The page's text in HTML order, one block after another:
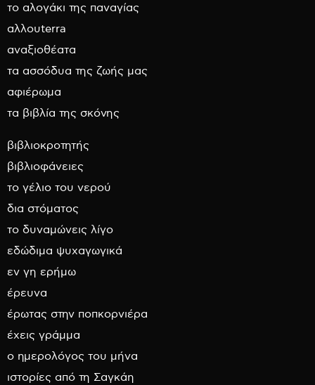
το αλογάκι της παναγίας
αλλουterra
αναξιοθέατα
τα ασσόδυα της ζωής μας
αφιέρωμα
τα βιβλία της σκόνης
βιβλιοκροτητής
βιβλιοφάνειες
το γέλιο του νερού
δια στόματος
το δυναμώνεις λίγο
εδώδιμα ψυχαγωγικά
εν γη ερήμω
έρευνα
έρωτας στην ποπκορνιέρα
έχεις γράμμα
ο ημερολόγος του μήνα
ιστορίες από τη Σαγκάη